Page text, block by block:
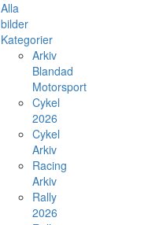
Alla
bilder
Kategorier
Arkiv
Blandad
Motorsport
Cykel
2026
Cykel
Arkiv
Racing
Arkiv
Rally
2026